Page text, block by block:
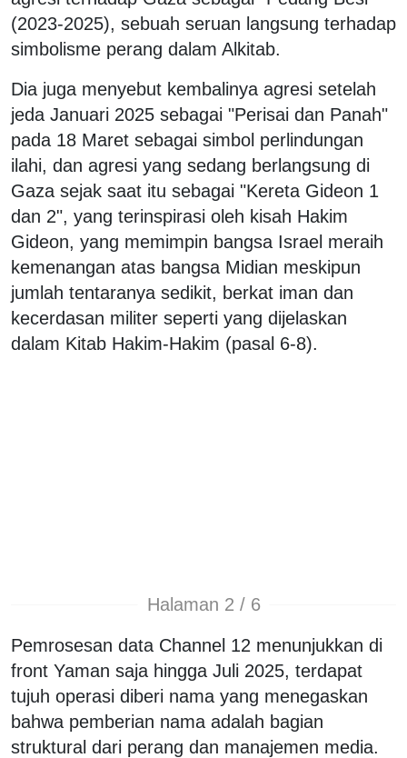
(2023-2025), sebuah seruan langsung terhadap
simbolisme perang dalam Alkitab.
Dia juga menyebut kembalinya agresi setelah
jeda Januari 2025 sebagai "Perisai dan Panah"
pada 18 Maret sebagai simbol perlindungan
ilahi, dan agresi yang sedang berlangsung di
Gaza sejak saat itu sebagai "Kereta Gideon 1
dan 2", yang terinspirasi oleh kisah Hakim
Gideon, yang memimpin bangsa Israel meraih
kemenangan atas bangsa Midian meskipun
jumlah tentaranya sedikit, berkat iman dan
kecerdasan militer seperti yang dijelaskan
dalam Kitab Hakim-Hakim (pasal 6-8).
Halaman 2 / 6
Pemrosesan data Channel 12 menunjukkan di
front Yaman saja hingga Juli 2025, terdapat
tujuh operasi diberi nama yang menegaskan
bahwa pemberian nama adalah bagian
struktural dari perang dan manajemen media.